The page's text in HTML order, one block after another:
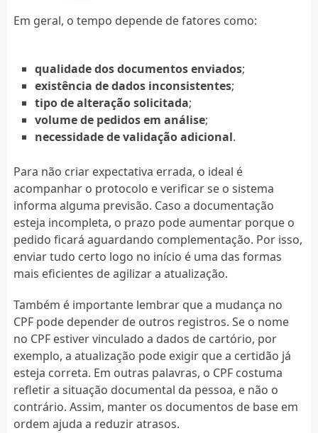
Em geral, o tempo depende de fatores como:
qualidade dos documentos enviados;
existência de dados inconsistentes;
tipo de alteração solicitada;
volume de pedidos em análise;
necessidade de validação adicional.
Para não criar expectativa errada, o ideal é
acompanhar o protocolo e verificar se o sistema
informa alguma previsão. Caso a documentação
esteja incompleta, o prazo pode aumentar porque o
pedido ficará aguardando complementação. Por isso,
enviar tudo certo logo no início é uma das formas
mais eficientes de agilizar a atualização.
Também é importante lembrar que a mudança no
CPF pode depender de outros registros. Se o nome
no CPF estiver vinculado a dados de cartório, por
exemplo, a atualização pode exigir que a certidão já
esteja correta. Em outras palavras, o CPF costuma
refletir a situação documental da pessoa, e não o
contrário. Assim, manter os documentos de base em
ordem ajuda a reduzir atrasos.